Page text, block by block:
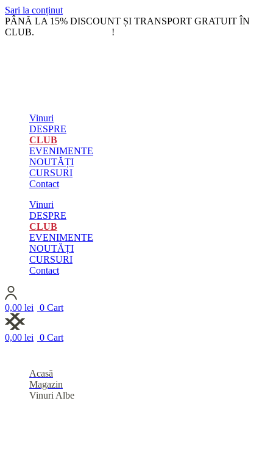
Sari la conținut
PÂNĂ LA 15% DISCOUNT ȘI TRANSPORT GRATUIT ÎN
CLUB.
!
Vinuri
DESPRE
CLUB
EVENIMENTE
NOUTĂȚI
CURSURI
Contact
Vinuri
DESPRE
CLUB
EVENIMENTE
NOUTĂȚI
CURSURI
Contact
0,00 lei 0 Cart
0,00 lei 0 Cart
Acasă
Magazin
Vinuri Albe